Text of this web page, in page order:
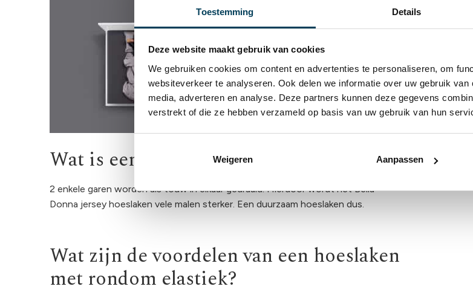
Toestemming Details
Deze website maakt gebruik van cookies
We gebruiken cookies om content en advertenties te personaliseren, om
websiteverkeer te analyseren. Ook delen we informatie over uw gebruik
media, adverteren en analyse. Deze partners kunnen deze gegevens
verstrekt of die ze hebben verzameld op basis van uw gebruik van hun
Weigeren Aanpassen
Wat is een getwijnd hoeslaken?
2 enkele garen worden als touw in elkaar gedraaid. Hierdoor wordt het Bella
Donna jersey hoeslaken vele malen sterker. Een duurzaam hoeslaken dus.
Wat zijn de voordelen van een hoeslaken
met rondom elastiek?